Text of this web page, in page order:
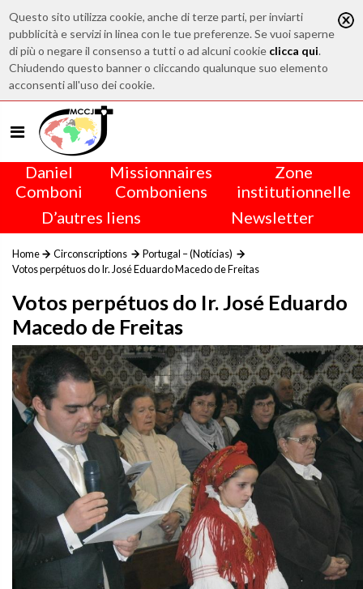
Questo sito utilizza cookie, anche di terze parti, per inviarti
pubblicità e servizi in linea con le tue preferenze. Se vuoi saperne
di più o negare il consenso a tutti o ad alcuni cookie clicca qui.
Chiudendo questo banner o cliccando qualunque suo elemento
acconsenti all'uso dei cookie.
Daniel
Comboni
Missionnaires
Comboniens
Zone
institutionnelle
D’autres liens
Newsletter
Home Circonscriptions
Portugal – (Notícias)
Votos perpétuos do Ir. José Eduardo Macedo de Freitas
Votos perpétuos do Ir. José Eduardo
Macedo de Freitas